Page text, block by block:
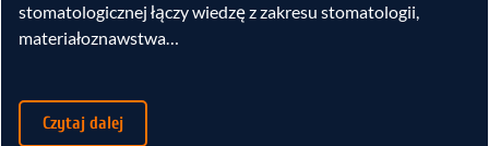
stomatologicznej łączy wiedzę z zakresu stomatologii,
materiałoznawstwa…
Czytaj dalej